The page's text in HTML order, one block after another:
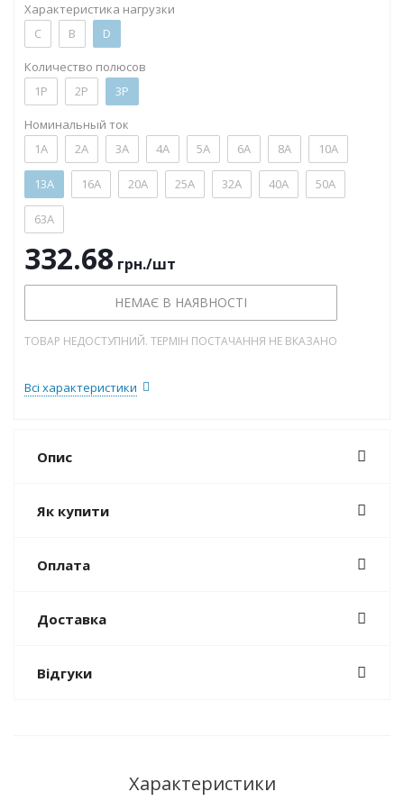
Характеристика нагрузки
C
B D
Количество полюсов
1P
2P 3P
Номинальный ток
1А
2А 3А 4А 5А 6А 8А 10А
13А 16А 20А 25А 32А 40А 50А
63А
332.68 грн./шт
НЕМАЄ В НАЯВНОСТІ
ТОВАР НЕДОСТУПНИЙ. ТЕРМІН ПОСТАЧАННЯ НЕ ВКАЗАНО
Всі характеристики
Опис
Як купити
Оплата
Доставка
Відгуки
Характеристики